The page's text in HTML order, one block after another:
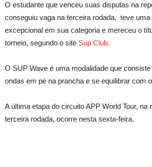
O estudante que venceu suas disputas na
conseguiu vaga na terceira rodada, teve uma
excepcional em sua categoria e mereceu o
torneio, segundo o site Sup Club.
O SUP Wave é uma modalidade que
ondas em pé na prancha e se equilibrar com
A última etapa do circuito APP World Tour, na
terceira rodada, ocorre nesta sexta-feira.